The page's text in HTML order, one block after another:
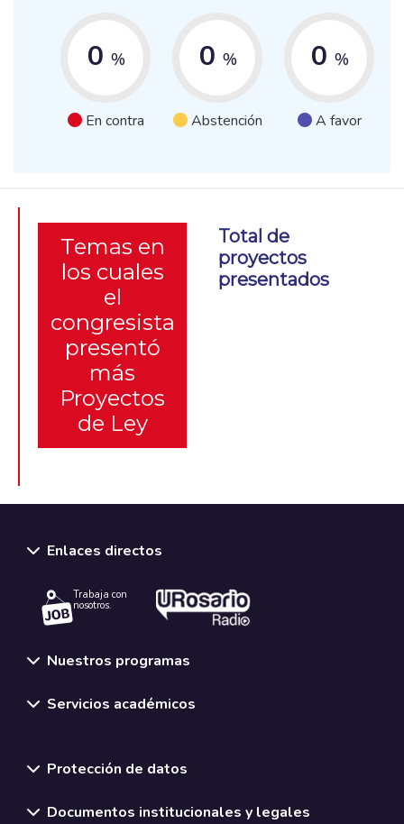
0 %
En contra
0 %
Abstención
0 %
A favor
Temas en
los cuales
el
congresista
presentó
más
Proyectos
de Ley
Total de
proyectos
presentados
Enlaces directos
Trabaja con
nosotros.
Nuestros programas
Servicios académicos
Protección de datos
Documentos institucionales y legales